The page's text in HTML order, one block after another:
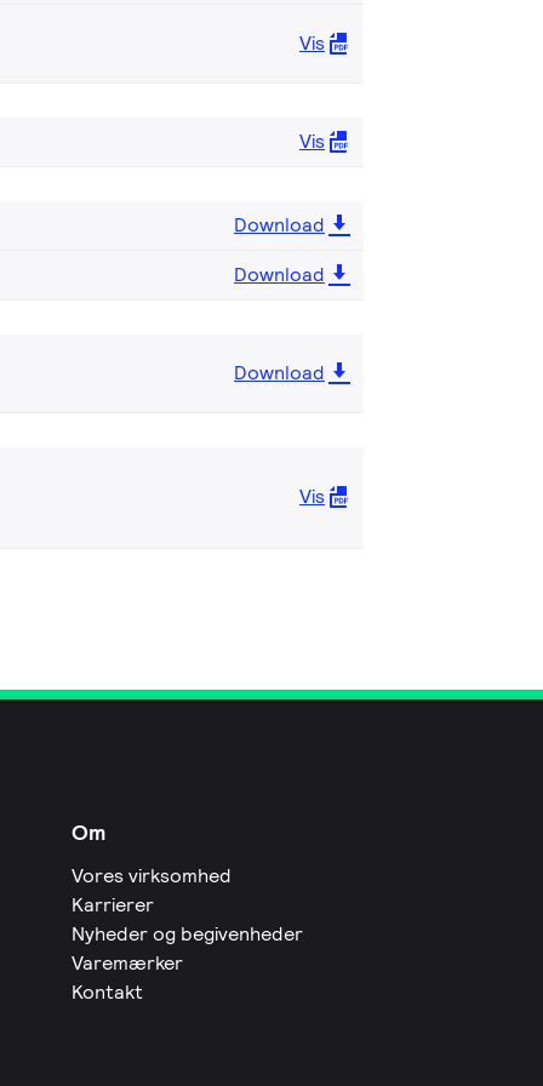
Vis
Vis
Download
Download
Download
Vis
Om
Vores virksomhed
Karrierer
Nyheder og begivenheder
Varemærker
Kontakt